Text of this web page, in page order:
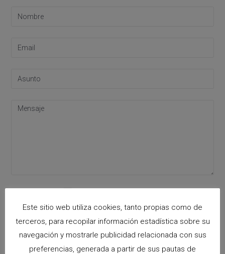
Este sitio web utiliza cookies, tanto propias como de
terceros, para recopilar información estadística sobre su
navegación y mostrarle publicidad relacionada con sus
preferencias, generada a partir de sus pautas de